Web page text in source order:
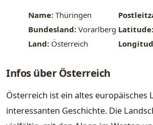
Name: Thüringen
Bundesland: Vorarlberg Latitude:
Land: Österreich
Infos über Österreich
Österreich ist ein altes europäisches
interessanten Geschichte. Die